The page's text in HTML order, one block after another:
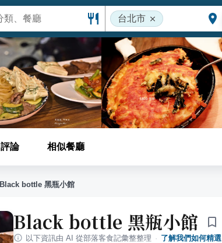
台北市
評論 相似餐廳
Black bottle 黑瓶小館
Black bottle 黑瓶小館
以下資訊由 AI 從部落客食記彙整整理 · 了解我們如何精選